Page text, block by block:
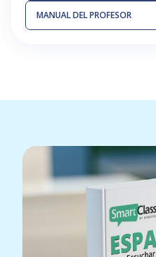
MANUAL DEL PROFESOR